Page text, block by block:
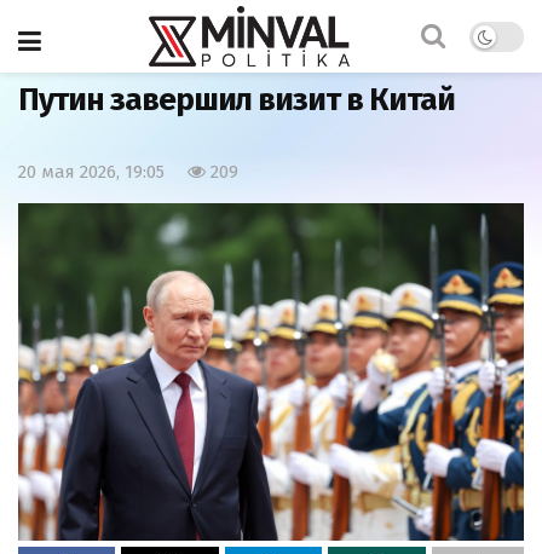
Главная
Путин завершил визит в Китай
20 мая 2026, 19:05 209